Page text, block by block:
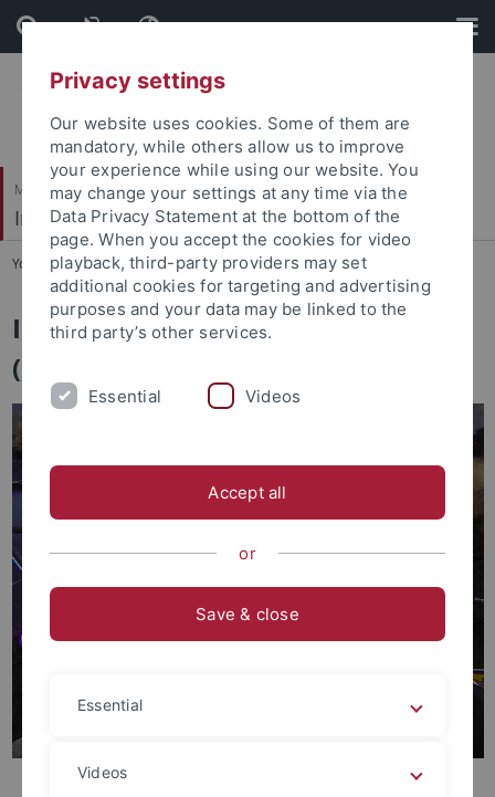
Skip
to
content
Skip
to
footer
Mathematisch-Naturwissenschaftliche Fakultät
Institut für Evolution und Ökologie
You are here: Startseite ... Evolution und Ökologie
Institut für Evolution und Ökologie
(EvE)
Forschung
Privacy settings
Our website uses cookies. Some of them are
mandatory, while others allow us to improve
your experience while using our website. You
may change your settings at any time via the
Data Privacy Statement at the bottom of the
page. When you accept the cookies for video
playback, third-party providers may set
additional cookies for targeting and advertising
purposes and your data may be linked to the
third party’s other services.
Essential Videos
Accept all
or
Save & close
Essential
Videos